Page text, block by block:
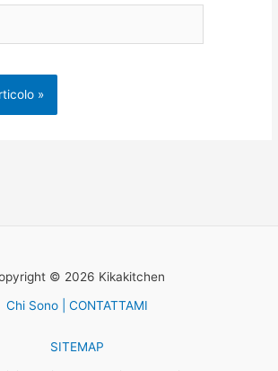
© 2026 Kikakitchen
Chi Sono | CONTATTAMI
SITEMAP